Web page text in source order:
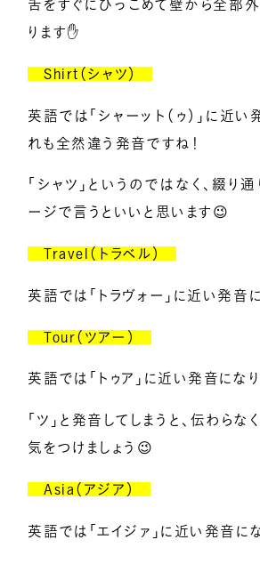
舌をすぐにひっこめて壁から全部外
ります✋
Shirt（シャツ）
英語では「シャーット（ゥ）」に近い
れも全然違う発音ですね！
「シャツ」というのではなく、綴り
ージで言うといいと思います😉
Travel（トラベル）
英語では「トラヴォー」に近い発音に
Tour（ツアー）
英語では「トゥア」に近い発音になり
「ツ」と発音してしまうと、伝わらな
気をつけましょう😉
Asia（アジア）
英語では「エイジァ」に近い発音にな